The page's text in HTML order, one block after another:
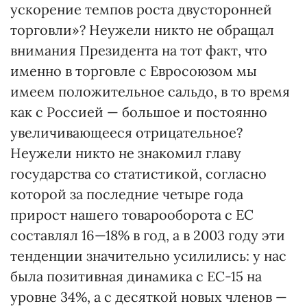
ускорение темпов роста двусторонней
торговли»? Неужели никто не обращал
внимания Президента на тот факт, что
именно в торговле с Евросоюзом мы
имеем положительное сальдо, в то время
как с Россией — большое и постоянно
увеличивающееся отрицательное?
Неужели никто не знакомил главу
государства со статистикой, согласно
которой за последние четыре года
прирост нашего товарооборота с ЕС
составлял 16—18% в год, а в 2003 году эти
тенденции значительно усилились: у нас
была позитивная динамика с ЕС-15 на
уровне 34%, а с десяткой новых членов —